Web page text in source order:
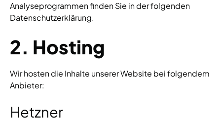
Analyseprogrammen finden Sie in der folgenden
Datenschutzerklärung.
2. Hosting
Wir hosten die Inhalte unserer Website bei folgendem
Anbieter:
Hetzner